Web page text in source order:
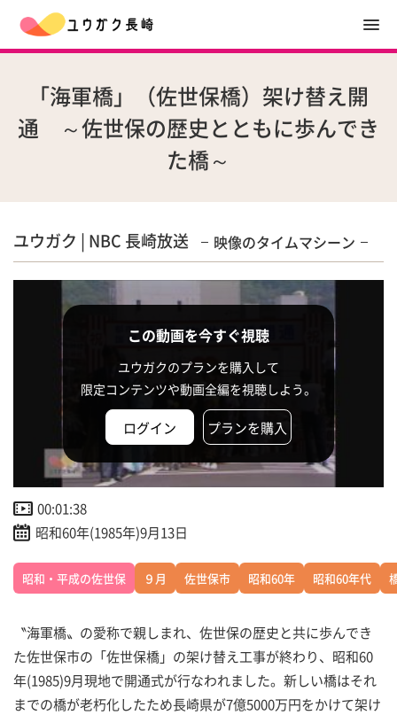
「海軍橋」（佐世保橋）架け替え開
通 ～佐世保の歴史とともに歩んでき
た橋～
ユウガク | NBC 長崎放送 映像のタイムマシーン
この動画を今すぐ視聴
ユウガクのプランを購入して
限定コンテンツや動画全編を視聴しよう。
ログイン プランを購入
00:01:38
昭和60年(1985年)9月13日
昭和・平成の佐世保 ９月 佐世保市 昭和60年 昭和60年代
〝海軍橋〟の愛称で親しまれ、佐世保の歴史と共に歩んでき
た佐世保市の「佐世保橋」の架け替え工事が終わり、昭和60
年(1985)9月現地で開通式が行なわれました。新しい橋はそれ
までの橋が老朽化したため長崎県が7億5000万円をかけて架け